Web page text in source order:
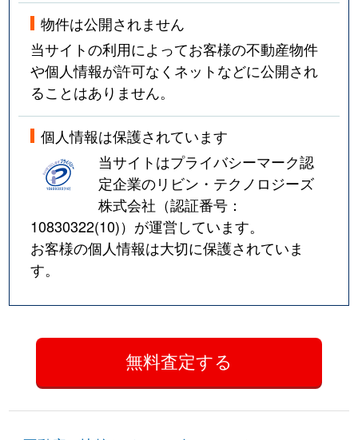
物件は公開されません
当サイトの利用によってお客様の不動産物件
や個人情報が許可なくネットなどに公開され
ることはありません。
個人情報は保護されています
当サイトはプライバシーマーク認
定企業のリビン・テクノロジーズ
株式会社（認証番号：
10830322(10)）が運営しています。
お客様の個人情報は大切に保護されていま
す。